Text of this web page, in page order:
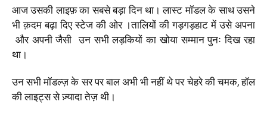
आज उसकी लाइफ़ का सबसे बड़ा दिन था। लास्ट मॉडल के साथ उसने
भी क़दम बढ़ा दिए स्टेज की ओर ।तालियों की गड़गड़हाट में उसे अपना
और अपनी जैसी उन सभी लड़कियों का खोया सम्मान पुनः दिख रहा
था।
उन सभी मॉडल्ज़ के सर पर बाल अभी भी नहीं थे पर चेहरे की चमक, हॉल
की लाइट्स से ज़्यादा तेज़ थी।